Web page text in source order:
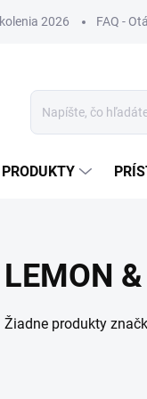
2026 FAQ -
PRODUKTY
LEMON
Žiadne produkty